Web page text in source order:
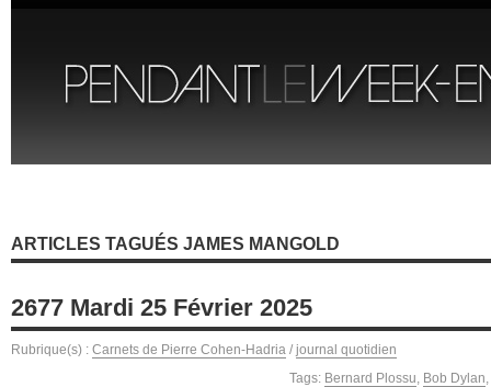
ARTICLES TAGUÉS JAMES MANGOLD
2677 Mardi 25 Février 2025
Rubrique(s) : Carnets de Pierre Cohen-Hadria / journal quotidien
Tags: Bernard Plossu, Bob Dylan,